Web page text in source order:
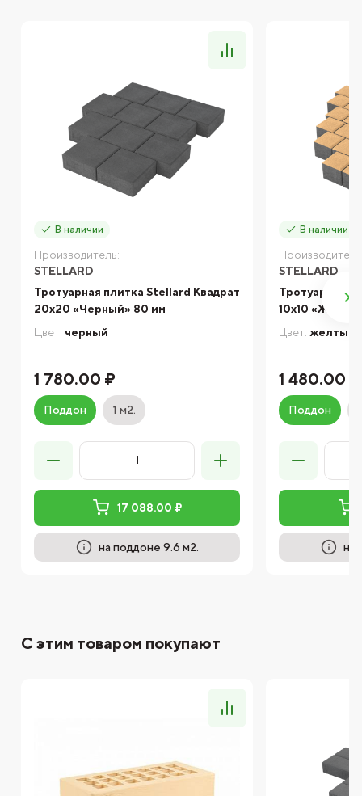
В наличии
Производитель:
STELLARD
Тротуарная плитка Stellard Квадрат
20х20 «Черный» 80 мм
Цвет: черный
1 780.00 ₽
Поддон 1 м2.
17 088.00 ₽
на поддоне 9.6 м2.
В наличии
STELLARD
Тротуарная
10х10
Цвет: желтый
1 480.00 ₽
Поддон
на
С этим товаром покупают